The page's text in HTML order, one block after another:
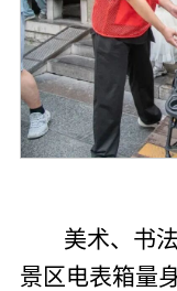
美术、书
景区电表箱量